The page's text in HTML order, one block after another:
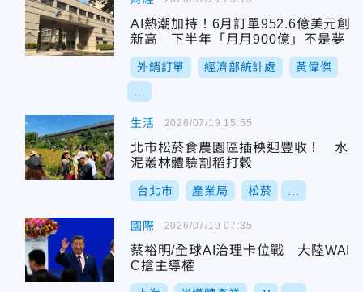
AI熱潮加持！6月訂單952.6億美元創
新高 下半年「月月900億」不是夢
外銷訂單 經濟部統計處 黃偉傑
生活
北市松菸食農園區插秧迎豐收！ 水
泥叢林體驗割稻打穀
台北市 產業局 松菸
2026/07/19 15:55
國際
蔡裕明/全球AI治理卡位戰 大陸WAI
C搶主導權
2026/07/19 07:35